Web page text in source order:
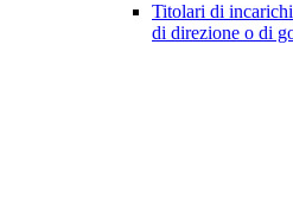
Titolari di
di direzione o di